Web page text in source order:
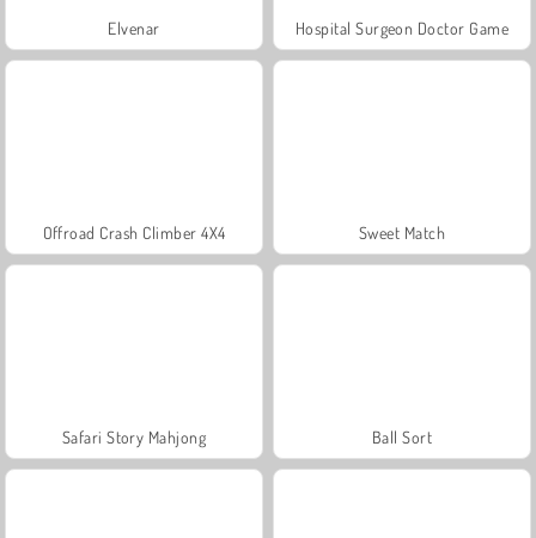
Elvenar Hospital Surgeon Doctor Game
Offroad Crash Climber 4X4 Sweet Match
Safari Story Mahjong Ball Sort